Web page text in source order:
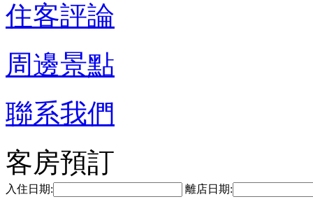
住客評論
周邊景點
聯系我們
客房預訂
入住日期: 離店日期: